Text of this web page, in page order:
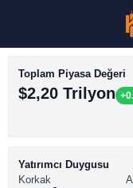
BİTCOİN HABERLERİ
Toplam Piyasa Değeri
$2,20 Trilyon
Yatırımcı Duygusu
Korkak